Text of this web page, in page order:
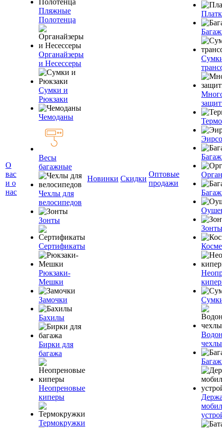
О
вас
и о
нас
Пляжные
Полотенца
Органайзеры
и Несессеры
Сумки и
Рюкзаки
Чемоданы
Весы
багажные
Чехлы для
велосипедов
Зонты
Сертификаты
Рюкзаки-
Мешки
Замочки
Бахилы
Бирки для
багажа
Неопреновые
киперы
Термокружки
Новинки Скидки
Оптовые
продажи
Зонты